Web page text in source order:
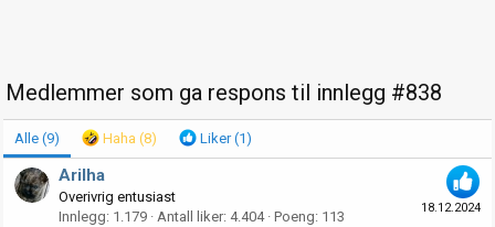
Medlemmer som ga respons til innlegg #838
Alle (9) Haha (8) Liker(1)
18.12.2024
Arilha
Overivrig entusiast
Innlegg 1.179 Antall liker 4.404 Poeng 113